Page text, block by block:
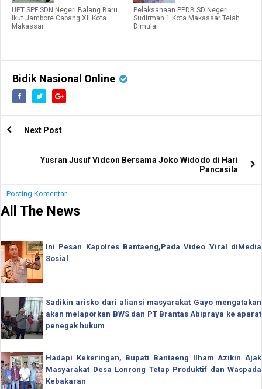
UPT SPF SDN Negeri Balang Baru
Ikut Jambore Cabang XII Kota
Makassar
Pelaksanaan PPDB SD Negeri
Sudirman 1 Kota Makassar Telah
Dimulai
Bidik Nasional Online
Next Post
Yusran Jusuf Vidcon Bersama Joko Widodo di Hari
Pancasila
Posting Komentar
All The News
Ini Pesan Kapolres Bantaeng,Pada Video Viral diMedia
Sosial
Sadikin arisko dari aliansi masyarakat Gayo mengatakan
akan melaporkan BWS dan PT Brantas Abipraya ke aparat
penegak hukum
Hadapi Kekeringan, Bupati Bantaeng Ilham Azikin Ajak
Masyarakat Desa Lonrong Tetap Produktif dan Waspada
Kebakaran